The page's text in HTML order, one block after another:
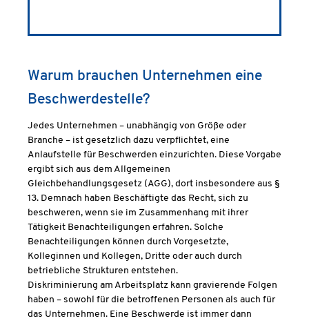
Warum brauchen Unternehmen eine
Beschwerdestelle?
Jedes Unternehmen – unabhängig von Größe oder
Branche – ist gesetzlich dazu verpflichtet, eine
Anlaufstelle für Beschwerden einzurichten. Diese Vorgabe
ergibt sich aus dem Allgemeinen
Gleichbehandlungsgesetz (AGG), dort insbesondere aus §
13. Demnach haben Beschäftigte das Recht, sich zu
beschweren, wenn sie im Zusammenhang mit ihrer
Tätigkeit Benachteiligungen erfahren. Solche
Benachteiligungen können durch Vorgesetzte,
Kolleginnen und Kollegen, Dritte oder auch durch
betriebliche Strukturen entstehen.
Diskriminierung am Arbeitsplatz kann gravierende Folgen
haben – sowohl für die betroffenen Personen als auch für
das Unternehmen. Eine Beschwerde ist immer dann